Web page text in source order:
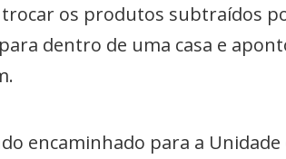
os produtos subtraídos
dentro de uma casa e
encaminhado para a